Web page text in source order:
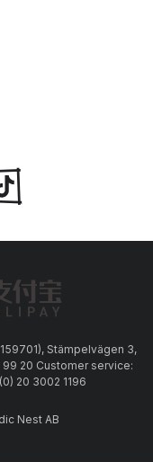
Stämpelvägen 3,
20 Customer service:
20 3002 1196
Nest AB